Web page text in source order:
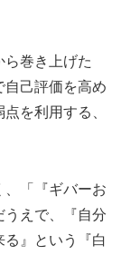
ら巻き上げた
自己評価を高め
を利用する、
、「『ギバーお
うえで、『自分
』という『白